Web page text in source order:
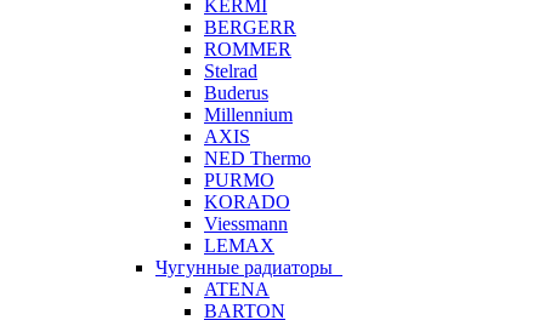
KERMI
BERGERR
ROMMER
Stelrad
Buderus
Millennium
AXIS
NED Thermo
PURMO
KORADO
Viessmann
LEMAX
Чугунные радиаторы
ATENA
BARTON